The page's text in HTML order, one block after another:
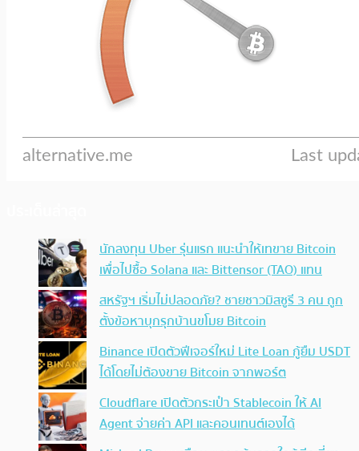
นักลงทุน Uber รุ่นแรก แนะนำให้เทขาย Bitcoin
เพื่อไปซื้อ Solana และ Bittensor (TAO) แทน
สหรัฐฯ เริ่มไม่ปลอดภัย? ชายชาวมิสซูรี 3 คน ถูก
ตั้งข้อหาบุกรุกบ้านขโมย Bitcoin
Binance เปิดตัวฟีเจอร์ใหม่ Lite Loan กู้ยืม USDT
ได้โดยไม่ต้องขาย Bitcoin จากพอร์ต
Cloudflare เปิดตัวกระเป๋า Stablecoin ให้ AI
Agent จ่ายค่า API และคอนเทนต์เองได้